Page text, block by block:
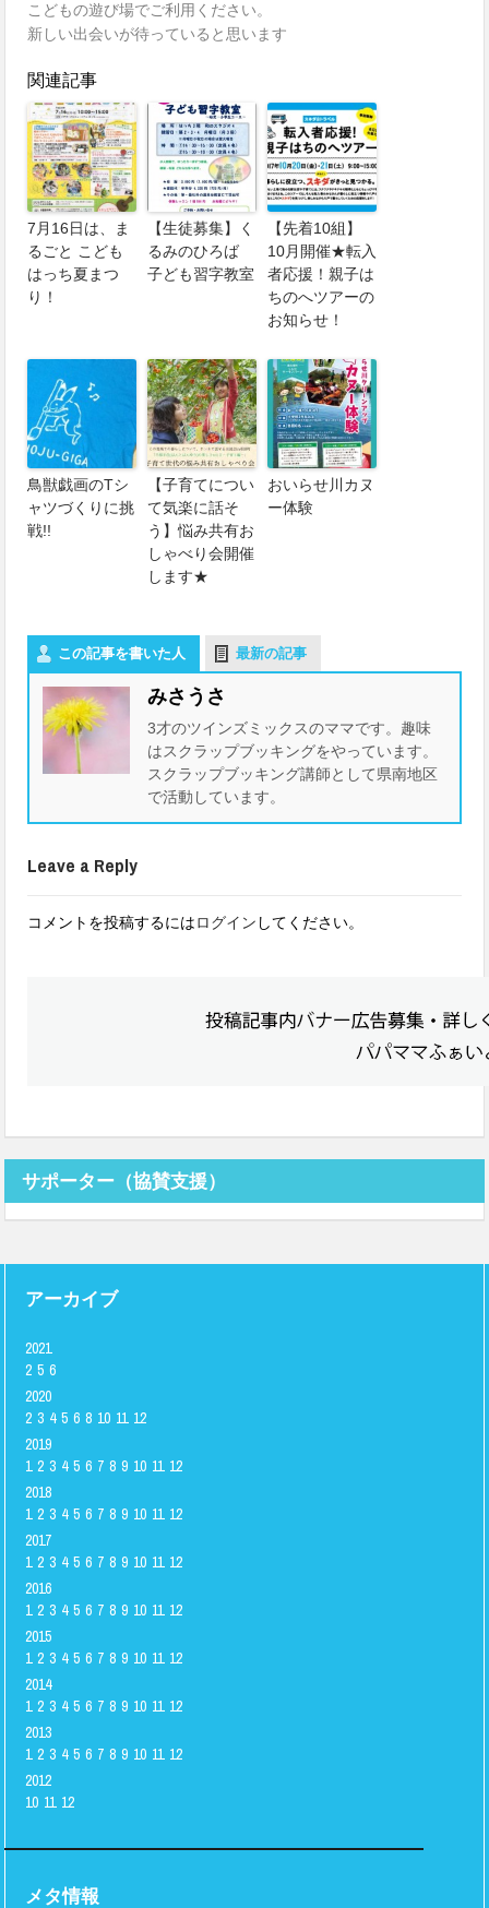
こどもの遊び場でご利用ください。
新しい出会いが待っていると思います
関連記事
7月16日は、ま
るごと こども
はっち夏まつ
り！
【生徒募集】く
るみのひろば
子ども習字教室
【先着10組】
10月開催★転入
者応援！親子は
ちのへツアーの
お知らせ！
鳥獣戯画のTシ
ャツづくりに挑
戦!!
【子育てについ
て気楽に話そ
う】悩み共有お
しゃべり会開催
します★
おいらせ川カヌ
ー体験
この記事を書いた人 最新の記事
みさうさ
3才のツインズミックスのママです。趣味
はスクラップブッキングをやっています。
スクラップブッキング講師として県南地区
で活動しています。
Leave a Reply
コメントを投稿するにはログイン してください。
サポーター（協賛支援）
アーカイブ
2021
2 5 6
2020
2 3 4 5 6 8 10 11 12
2019
1 2 3 4 5 6 7 8 9 10 11 12
2018
1 2 3 4 5 6 7 8 9 10 11 12
2017
1 2 3 4 5 6 7 8 9 10 11 12
2016
1 2 3 4 5 6 7 8 9 10 11 12
2015
1 2 3 4 5 6 7 8 9 10 11 12
2014
1 2 3 4 5 6 7 8 9 10 11 12
2013
1 2 3 4 5 6 7 8 9 10 11 12
2012
10 11 12
メタ情報